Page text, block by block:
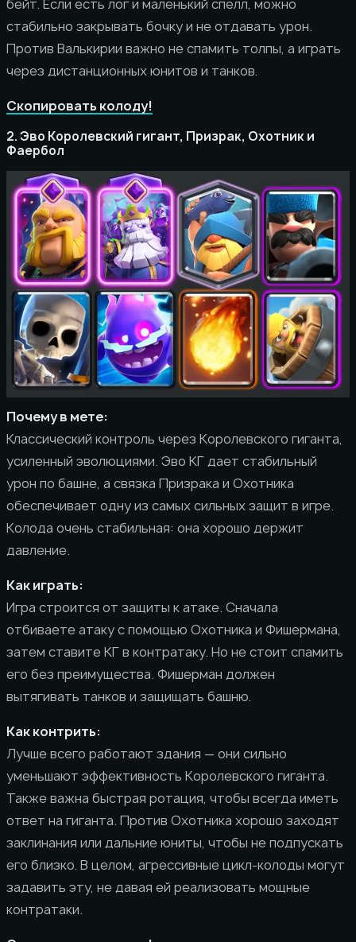
бейт. Если есть лог и маленький спелл, можно
стабильно закрывать бочку и не отдавать урон.
Против Валькирии важно не спамить толпы, а играть
через дистанционных юнитов и танков.
Скопировать колоду!
2. Эво Королевский гигант, Призрак, Охотник и
Фаербол
Почему в мете:
Классический контроль через Королевского гиганта,
усиленный эволюциями. Эво КГ дает стабильный
урон по башне, а связка Призрака и Охотника
обеспечивает одну из самых сильных защит в игре.
Колода очень стабильная: она хорошо держит
давление.
Как играть:
Игра строится от защиты к атаке. Сначала
отбиваете атаку с помощью Охотника и Фишермана,
затем ставите КГ в контратаку. Но не стоит спамить
его без преимущества. Фишерман должен
вытягивать танков и защищать башню.
Как контрить:
Лучше всего работают здания — они сильно
уменьшают эффективность Королевского гиганта.
Также важна быстрая ротация, чтобы всегда иметь
ответ на гиганта. Против Охотника хорошо заходят
заклинания или дальние юниты, чтобы не подпускать
его близко. В целом, агрессивные цикл-колоды могут
задавить эту, не давая ей реализовать мощные
контратаки.